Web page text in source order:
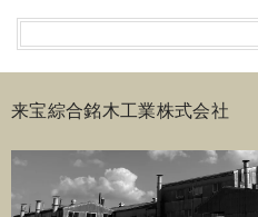
来宝綜合銘木工業株式会社